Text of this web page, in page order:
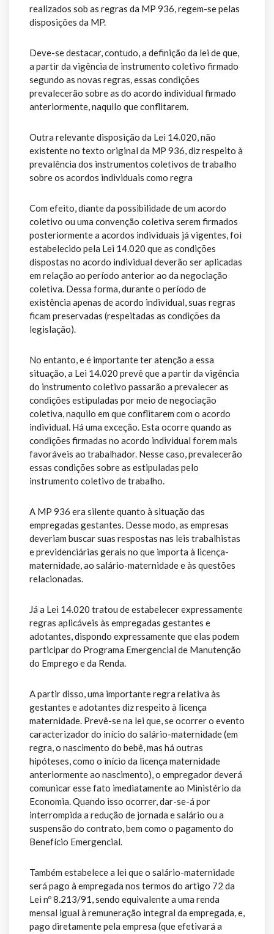
realizados sob as regras da MP 936, regem-se pelas
disposições da MP.
Deve-se destacar, contudo, a definição da lei de que,
a partir da vigência de instrumento coletivo firmado
segundo as novas regras, essas condições
prevalecerão sobre as do acordo individual firmado
anteriormente, naquilo que conflitarem.
Outra relevante disposição da Lei 14.020, não
existente no texto original da MP 936, diz respeito à
prevalência dos instrumentos coletivos de trabalho
sobre os acordos individuais como regra
Com efeito, diante da possibilidade de um acordo
coletivo ou uma convenção coletiva serem firmados
posteriormente a acordos individuais já vigentes, foi
estabelecido pela Lei 14.020 que as condições
dispostas no acordo individual deverão ser aplicadas
em relação ao período anterior ao da negociação
coletiva. Dessa forma, durante o período de
existência apenas de acordo individual, suas regras
ficam preservadas (respeitadas as condições da
legislação).
No entanto, e é importante ter atenção a essa
situação, a Lei 14.020 prevê que a partir da vigência
do instrumento coletivo passarão a prevalecer as
condições estipuladas por meio de negociação
coletiva, naquilo em que conflitarem com o acordo
individual. Há uma exceção. Esta ocorre quando as
condições firmadas no acordo individual forem mais
favoráveis ao trabalhador. Nesse caso, prevalecerão
essas condições sobre as estipuladas pelo
instrumento coletivo de trabalho.
A MP 936 era silente quanto à situação das
empregadas gestantes. Desse modo, as empresas
deveriam buscar suas respostas nas leis trabalhistas
e previdenciárias gerais no que importa à licença-
maternidade, ao salário-maternidade e às questões
relacionadas.
Já a Lei 14.020 tratou de estabelecer expressamente
regras aplicáveis às empregadas gestantes e
adotantes, dispondo expressamente que elas podem
participar do Programa Emergencial de Manutenção
do Emprego e da Renda.
A partir disso, uma importante regra relativa às
gestantes e adotantes diz respeito à licença
maternidade. Prevê-se na lei que, se ocorrer o evento
caracterizador do início do salário-maternidade (em
regra, o nascimento do bebê, mas há outras
hipóteses, como o início da licença maternidade
anteriormente ao nascimento), o empregador deverá
comunicar esse fato imediatamente ao Ministério da
Economia. Quando isso ocorrer, dar-se-á por
interrompida a redução de jornada e salário ou a
suspensão do contrato, bem como o pagamento do
Benefício Emergencial.
Também estabelece a lei que o salário-maternidade
será pago à empregada nos termos do artigo 72 da
Lei nº 8.213/91, sendo equivalente a uma renda
mensal igual à remuneração integral da empregada, e,
pago diretamente pela empresa (que efetivará a